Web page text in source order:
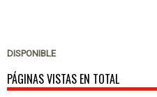
DISPONIBLE
PÁGINAS VISTAS EN TOTAL